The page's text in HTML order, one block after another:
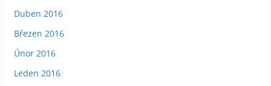
Duben 2016
Březen 2016
Únor 2016
Leden 2016